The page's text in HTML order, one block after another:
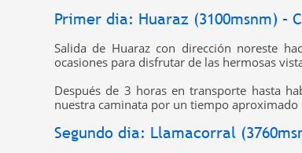
Primer dia: Huaraz (3100msnm) –
Salida de Huaraz con dirección noreste
ocasiones para disfrutar de las hermosas
Después de 3 horas en transporte hasta
nuestra caminata por un tiempo
Segundo dia: Llamacorral